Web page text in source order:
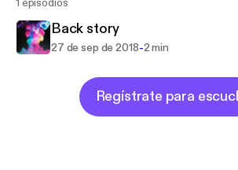
1 episodios
Back story
27 de sep de 2018-2 min
Regístrate para